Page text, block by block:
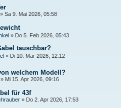
» Sa 9. Mai 2026, 05:58
» Do 5. Feb 2026, 05:43
tauschbar?
» Di 10. Mär 2026, 12:12
welchem Modell?
» Mi 15. Apr 2026, 09:16
für 43f
» Do 2. Apr 2026, 17:53